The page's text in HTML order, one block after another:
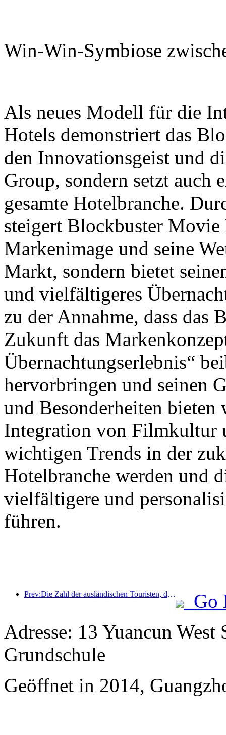
Win-Win-Symbiose
Als neues Modell für die
Hotels demonstriert das
den Innovationsgeist und
Group, sondern setzt auch
gesamte Hotelbranche.
steigert Blockbuster
Markenimage und seine
Markt, sondern bietet
und vielfältigeres
zu der Annahme, dass
Zukunft das
Übernachtungserlebnis“
hervorbringen und seinen
und Besonderheiten
Integration von Filmkultur
wichtigen Trends in der
Hotelbranche werden und
vielfältigere und
führen.
Prev:Die Zahl der ausländischen Touristen, die Jinjiang Hotels (China) empfingen, stieg im Vergleich zum Vorjahr um mehr als das Neunfache.
Go
Adresse: 13 Yuancun West
Grundschule
Geöffnet in 2014,